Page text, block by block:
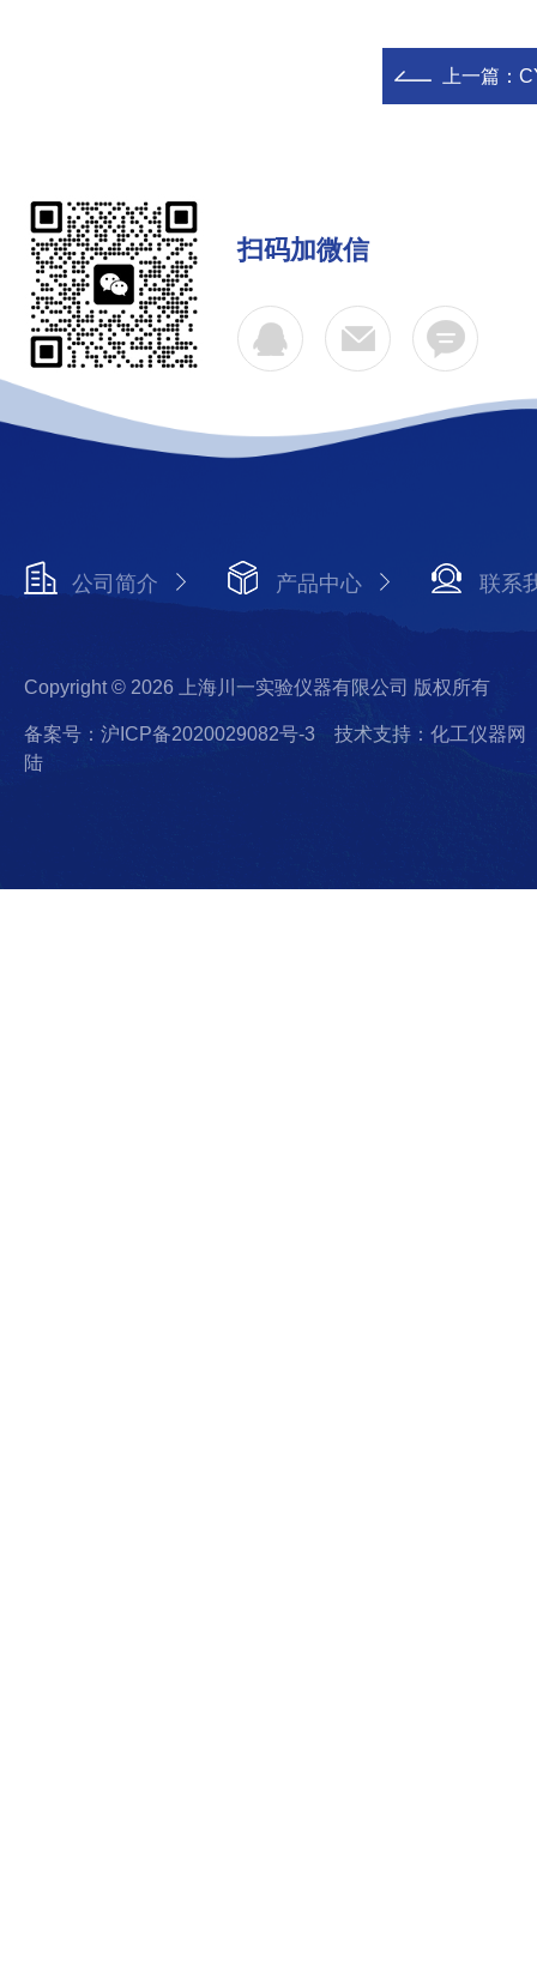
上一篇：
扫码加微信
公司简介 产品中心 联系
Copyright © 2026 上海川一实验仪器有限公司 版权所有
备案号：沪ICP备2020029082号-3
技术支持：化工仪器网
陆